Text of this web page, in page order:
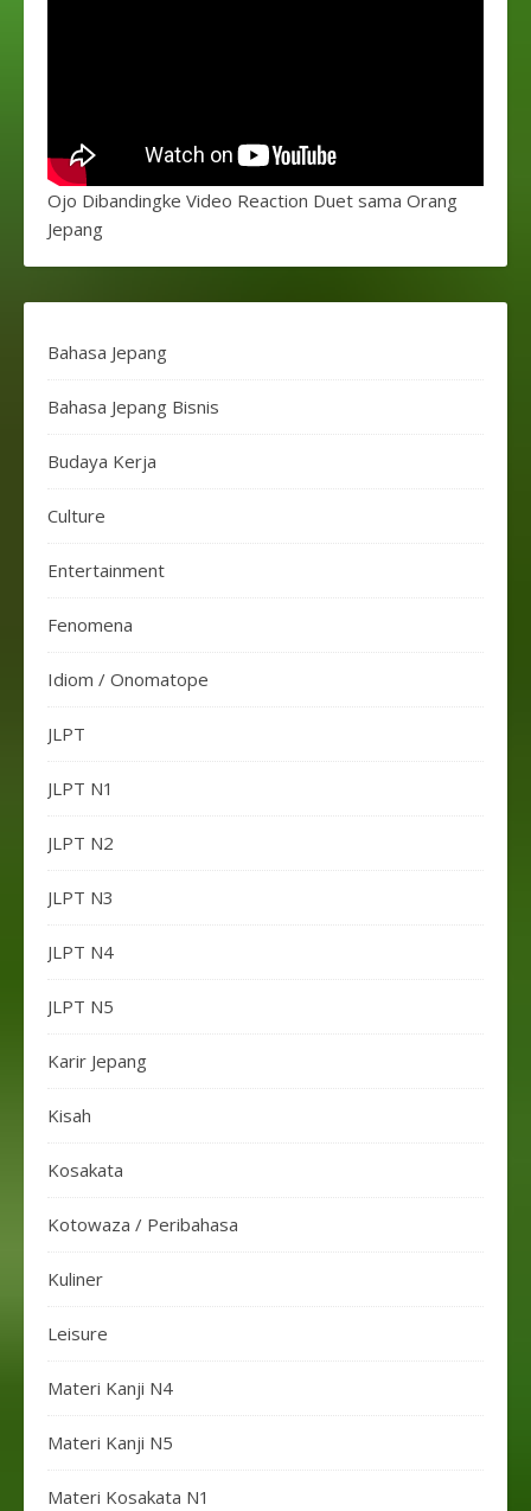
Ojo Dibandingke Video Reaction Duet sama Orang
Jepang
Bahasa Jepang
Bahasa Jepang Bisnis
Budaya Kerja
Culture
Entertainment
Fenomena
Idiom / Onomatope
JLPT
JLPT N1
JLPT N2
JLPT N3
JLPT N4
JLPT N5
Karir Jepang
Kisah
Kosakata
Kotowaza / Peribahasa
Kuliner
Leisure
Materi Kanji N4
Materi Kanji N5
Materi Kosakata N1